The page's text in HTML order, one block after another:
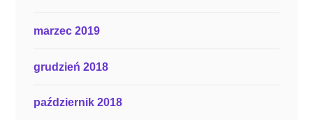
marzec 2019
grudzień 2018
październik 2018